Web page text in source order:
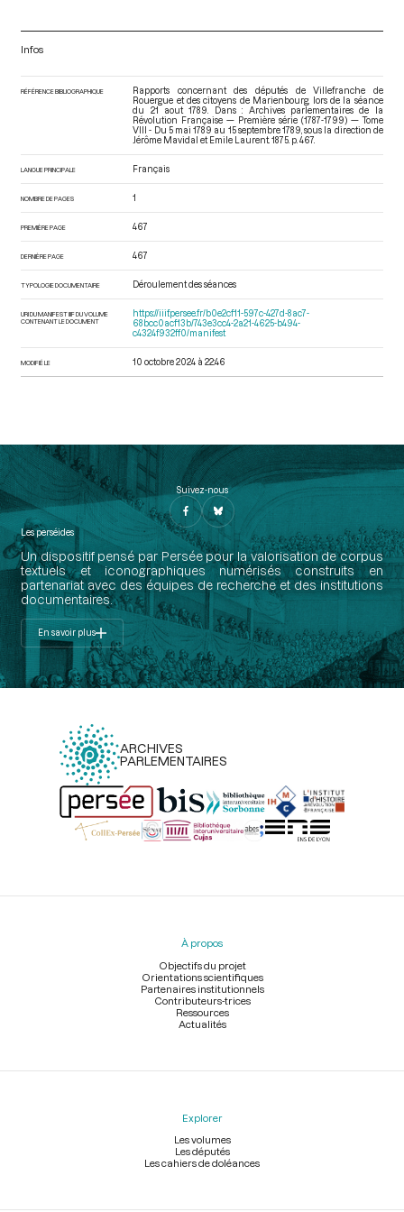
Infos
RÉFÉRENCE BIBLIOGRAPHIQUE
Rapports concernant des députés de Villefranche de
Rouergue et des citoyens de Marienbourg, lors de la séance
du 21 aout 1789. Dans : Archives parlementaires de la
Révolution Française — Première série (1787-1799) — Tome
VIII - Du 5 mai 1789 au 15 septembre 1789 , sous la direction de
Jérôme Mavidal et Emile Laurent. 1875. p. 467.
LANGUE PRINCIPALE Français
NOMBRE DE PAGES 1
PREMIÈRE PAGE 467
DERNIÈRE PAGE 467
TYPOLOGIE DOCUMENTAIRE Déroulement des séances
URI DU MANIFEST IIIF DU VOLUME
CONTENANT LE DOCUMENT
https://iiif.persee.fr/b0e2cf11-597c-427d-8ac7-
68bcc0acf13b/743e3cc4-2a21-4625-b494-
c4324f932ff0/manifest
MODIFIÉ LE 10 octobre 2024 à 22:46
Suivez-nous
Les perséides
Un dispositif pensé par Persée pour la valorisation de corpus
textuels et iconographiques numérisés construits en
partenariat avec des équipes de recherche et des institutions
documentaires.
En savoir plus
ARCHIVES
PARLEMENTAIRES
Menu
À propos
Objectifs du projet
Orientations scientifiques
Partenaires institutionnels
Contributeurs-trices
Ressources
Actualités
Explorer
Les volumes
Les députés
Les cahiers de doléances